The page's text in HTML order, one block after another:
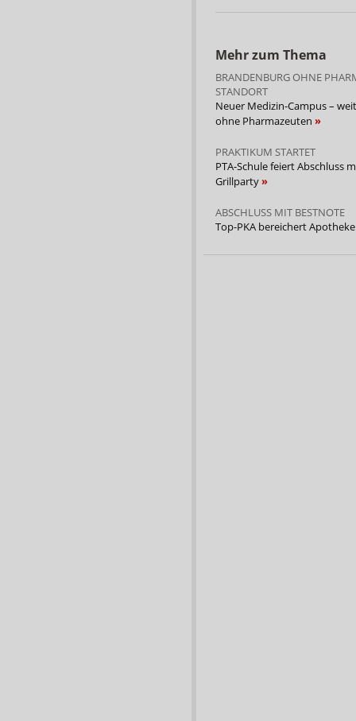
Mehr zum Thema
BRANDENBURG OHNE
STANDORT
Neuer Medizin-Campus –
ohne Pharmazeuten
PRAKTIKUM STARTET
PTA-Schule feiert Abschluss
Grillparty
ABSCHLUSS MIT BESTNOTE
Top-PKA bereichert Apotheke